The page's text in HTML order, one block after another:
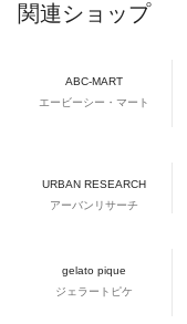
関連ショップ
ABC-MART
エービーシー・マート
URBAN RESEARCH
アーバンリサーチ
gelato pique
ジェラートピケ